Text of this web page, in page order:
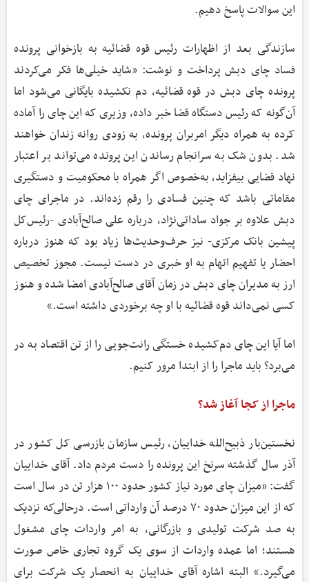
این سوالات پاسخ دهیم.
سازندگی بعد از اظهارات رئیس قوه قضائیه به بازخوانی پرونده
فساد چای دبش پرداخت و نوشت: «شاید خیلی‌ها فکر می‌کردند
پرونده چای دبش در قوه قضائیه، دم نکشیده بایگانی می‌شود اما
آن‌گونه که رئیس دستگاه قضا خبر داده، وزیری که این چای را آماده
کرده به همراه دیگر امربران پرونده، به زودی روانه زندان خواهند
شد. بدون شک به سرانجام رساندن این پرونده می‌تواند بر اعتبار
نهاد قضایی بیفزاید، به‌خصوص اگر همراه با محکومیت و دستگیری
مقاماتی باشد که چنین فسادی را رقم زده‌اند. در ماجرای چای
دبش علاوه بر جواد ساداتی‌نژاد، درباره علی صالح‌آبادی -رئیس‌کل
پیشین بانک مرکزی- نیز حرف‌وحدیث‌ها زیاد بود که هنوز درباره
احضار یا تفهیم اتهام به او خبری در دست نیست. مجوز تخصیص
ارز به مدیران چای دبش در زمان آقای صالح‌آبادی امضا شده و هنوز
کسی نمی‌داند قوه قضائیه با او چه برخوردی داشته است.»
اما آیا این چای دم‌کشیده خستگی رانت‌جویی را از تن اقتصاد به در
می‌برد؟ باید ماجرا را از ابتدا مرور کنیم.
ماجرا از کجا آغاز شد؟
نخستین‌بار ذبیح‌الله خداییان، رئیس سازمان بازرسی کل کشور در
آذر سال گذشته سرنخ این پرونده را دست مردم داد. آقای خداییان
گفت: «میزان چای مورد نیاز کشور حدود ۱۰۰ هزار تن در سال است
که از این میزان حدود ۷۰ درصد آن وارداتی است. درحالی‌که نزدیک
به صد شرکت تولیدی و بازرگانی، به امر واردات چای مشغول
هستند؛ اما عمده واردات از سوی یک گروه تجاری خاص صورت
می‌گیرد.» البته اشاره آقای خداییان به انحصار یک شرکت برای